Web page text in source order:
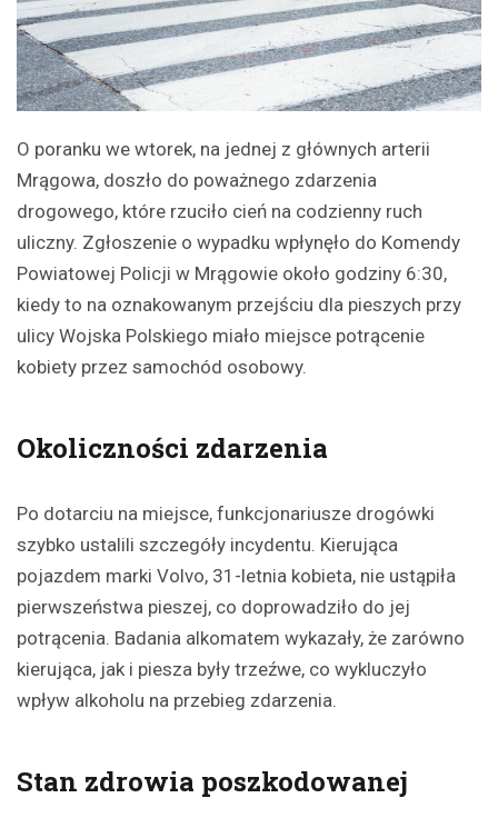
O poranku we wtorek, na jednej z głównych arterii
Mrągowa, doszło do poważnego zdarzenia
drogowego, które rzuciło cień na codzienny ruch
uliczny. Zgłoszenie o wypadku wpłynęło do Komendy
Powiatowej Policji w Mrągowie około godziny 6:30,
kiedy to na oznakowanym przejściu dla pieszych przy
ulicy Wojska Polskiego miało miejsce potrącenie
kobiety przez samochód osobowy.
Okoliczności zdarzenia
Po dotarciu na miejsce, funkcjonariusze drogówki
szybko ustalili szczegóły incydentu. Kierująca
pojazdem marki Volvo, 31-letnia kobieta, nie ustąpiła
pierwszeństwa pieszej, co doprowadziło do jej
potrącenia. Badania alkomatem wykazały, że zarówno
kierująca, jak i piesza były trzeźwe, co wykluczyło
wpływ alkoholu na przebieg zdarzenia.
Stan zdrowia poszkodowanej